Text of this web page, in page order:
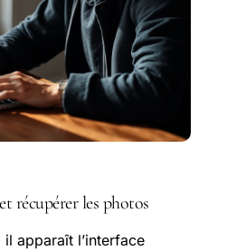
récupérer les photos
apparaît l’interface